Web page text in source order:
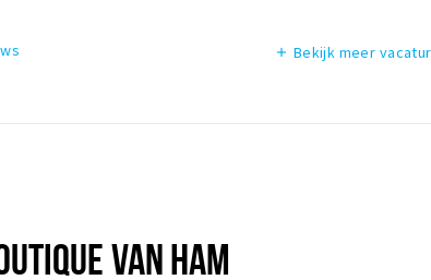
add Bekijk meer
VAN HAM